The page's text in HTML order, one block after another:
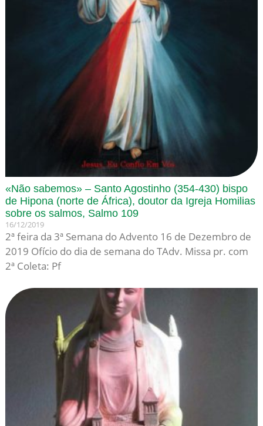
«Não sabemos» – Santo Agostinho (354-430) bispo
de Hipona (norte de África), doutor da Igreja Homilias
sobre os salmos, Salmo 109
16/12/2019
2ª feira da 3ª Semana do Advento 16 de Dezembro de
2019 Ofício do dia de semana do TAdv. Missa pr. com
2ª Coleta: Pf